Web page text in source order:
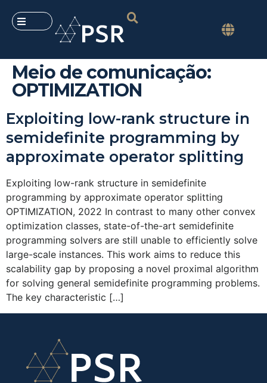
Meio de comunicação:
OPTIMIZATION
Exploiting low-rank structure in
semidefinite programming by
approximate operator splitting
Exploiting low-rank structure in semidefinite
programming by approximate operator splitting
OPTIMIZATION, 2022 In contrast to many other convex
optimization classes, state-of-the-art semidefinite
programming solvers are still unable to efficiently solve
large-scale instances. This work aims to reduce this
scalability gap by proposing a novel proximal algorithm
for solving general semidefinite programming problems.
The key characteristic […]